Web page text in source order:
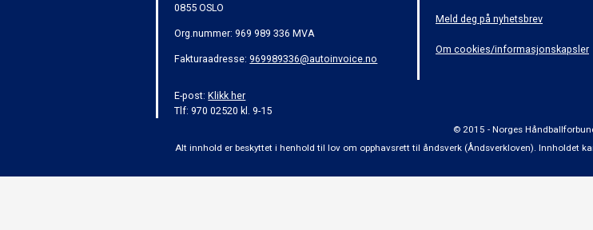
0855 OSLO
Org.nummer: 969 989 336 MVA
Fakturaadresse:969989336@autoinvoice.no
E-post:Klikk her
Tlf: 970 02520 kl. 9-15
Meld deg på nyhetsbrev
Om cookies/informasjonskapsler
© 2015 - Norges
Alt innhold er beskyttet i henhold til lov om opphavsrett til åndsverk (Åndsverkloven). Innholdet